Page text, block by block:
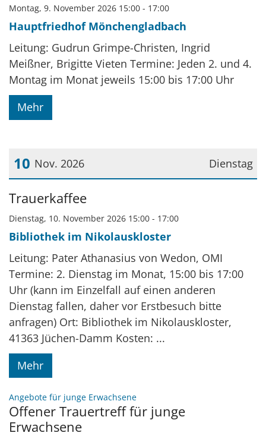
Montag, 9. November 2026 15:00 - 17:00
Hauptfriedhof Mönchengladbach
Leitung: Gudrun Grimpe-Christen, Ingrid
Meißner, Brigitte Vieten Termine: Jeden 2. und 4.
Montag im Monat jeweils 15:00 bis 17:00 Uhr
Mehr
Dienstag
10 Nov. 2026
Datum: 10. November 2026
Trauerkaffee
Dienstag, 10. November 2026 15:00 - 17:00
Bibliothek im Nikolauskloster
Leitung: Pater Athanasius von Wedon, OMI
Termine: 2. Dienstag im Monat, 15:00 bis 17:00
Uhr (kann im Einzelfall auf einen anderen
Dienstag fallen, daher vor Erstbesuch bitte
anfragen) Ort: Bibliothek im Nikolauskloster,
41363 Jüchen-Damm Kosten: ...
Mehr
Angebote für junge Erwachsene:
Offener Trauertreff für junge
Erwachsene